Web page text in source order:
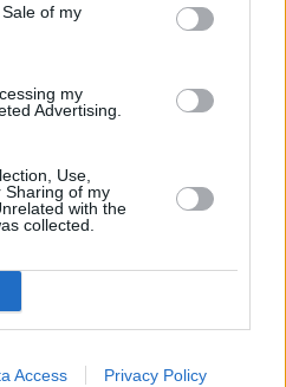
of my
my
Advertising.
Use,
Sharing of my
with the
collected.
Access Privacy Policy
ze sobą w drogę i
się z bliskimi. W tym
przygotowała nowość,
żelek zupełnie nowe
MADS.